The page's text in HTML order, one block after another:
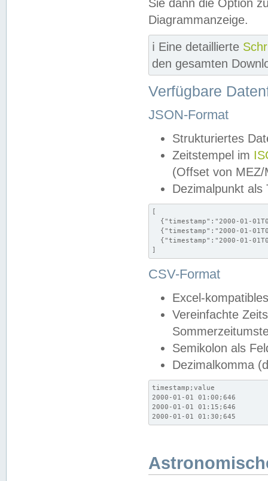
Sie dann die Option
Diagrammanzeige.
ℹ️ Eine detaillierte
den gesamten
Verfügbare
JSON-Format
Strukturiertes
Zeitstempel im
(Offset von MEZ/
Dezimalpunkt als
[
{"timestamp":"2000-01-
{"timestamp":"2000-01-
{"timestamp":"2000-01-
]
CSV-Format
Excel-
Vereinfachte
Semikolon als
Dezimalkomma
timestamp;value
2000-01-01 01:00;646
2000-01-01 01:15;646
2000-01-01 01:30;645